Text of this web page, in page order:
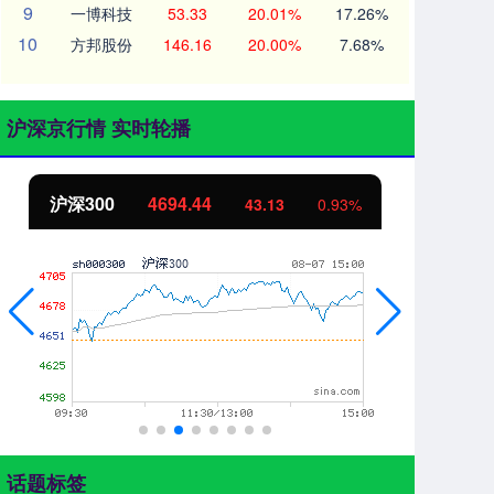
9 一博科技 53.33 20.01% 17.26%
10 方邦股份 146.16 20.00% 7.68%
沪深京行情 实时轮播
北证50 1134.24 11.37 1.01%
话题标签